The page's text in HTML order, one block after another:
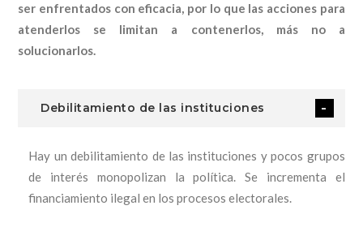
ser enfrentados con eficacia, por lo que las acciones para
atenderlos se limitan a contenerlos, más no a
solucionarlos.
Debilitamiento de las instituciones
Hay un debilitamiento de las instituciones y pocos grupos
de interés monopolizan la política. Se incrementa el
financiamiento ilegal en los procesos electorales.